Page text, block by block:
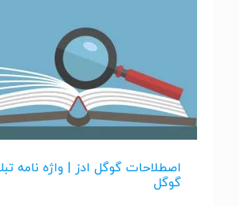
اصطلاحات گوگل ادز | واژه نامه
گوگل